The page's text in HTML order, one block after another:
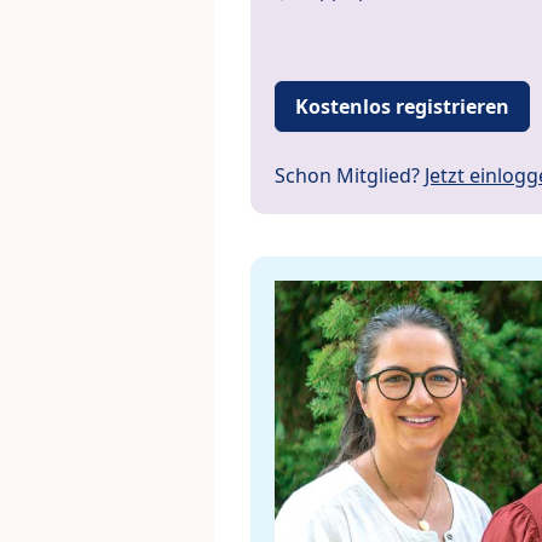
Kostenlos registrieren
Schon Mitglied? Jetzt